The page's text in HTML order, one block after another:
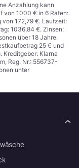
Anzahlung kann
von 1000 € in 6 Raten:
von 172,79 €. Laufzeit:
1036,84 €. Zinsen:
über 18 Jahre.
25 € und
Kreditgeber: Klarna
Reg. Nr.: 556737-
unter